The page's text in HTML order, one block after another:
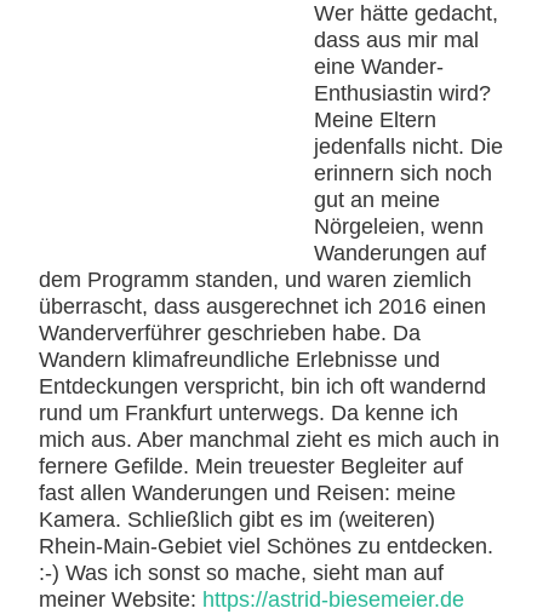
Wer hätte gedacht,
dass aus mir mal
eine Wander-
Enthusiastin wird?
Meine Eltern
jedenfalls nicht. Die
erinnern sich noch
gut an meine
Nörgeleien, wenn
Wanderungen auf
dem Programm standen, und waren ziemlich
überrascht, dass ausgerechnet ich 2016 einen
Wanderverführer geschrieben habe. Da
Wandern klimafreundliche Erlebnisse und
Entdeckungen verspricht, bin ich oft wandernd
rund um Frankfurt unterwegs. Da kenne ich
mich aus. Aber manchmal zieht es mich auch in
fernere Gefilde. Mein treuester Begleiter auf
fast allen Wanderungen und Reisen: meine
Kamera. Schließlich gibt es im (weiteren)
Rhein-Main-Gebiet viel Schönes zu entdecken.
:-) Was ich sonst so mache, sieht man auf
meiner Website: https://astrid-biesemeier.de